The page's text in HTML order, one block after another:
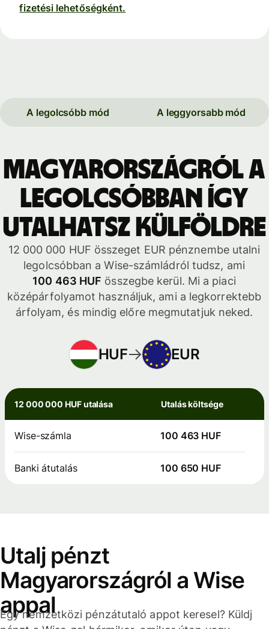
fizetési lehetőségként.
A legolcsóbb mód A leggyorsabb mód
Magyarországról a
legolcsóbban így
utalhatsz külföldre
12 000 000 HUF összeget EUR pénznembe utalni
legolcsóbban a Wise-számládról tudsz, ami
100 463 HUF összegbe kerül. Mi a piaci
középárfolyamot használjuk, ami a legkorrektebb
árfolyam, és mindig előre megmutatjuk neked.
HUF EUR
12 000 000 HUF utalása Utalás költsége
Wise-számla 100 463 HUF
Banki átutalás 100 650 HUF
Utalj pénzt
Magyarországról a Wise
appal
Egy nemzetközi pénzátutaló appot keresel? Küldj